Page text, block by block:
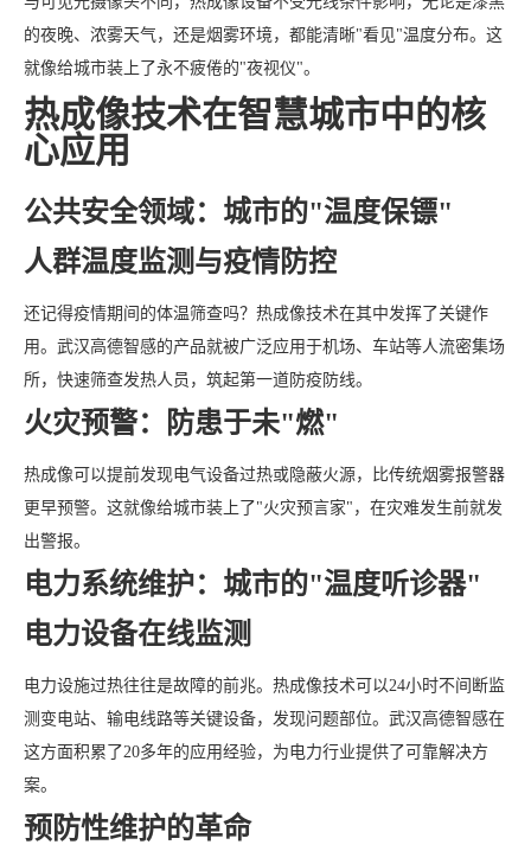
的夜晚、浓雾天气，还是烟雾环境，都能清晰"看见"温度分布。这
就像给城市装上了永不疲倦的"夜视仪"。
热成像技术在智慧城市中的核
心应用
公共安全领域：城市的"温度保镖"
人群温度监测与疫情防控
还记得疫情期间的体温筛查吗？热成像技术在其中发挥了关键作
用。武汉高德智感的产品就被广泛应用于机场、车站等人流密集场
所，快速筛查发热人员，筑起第一道防疫防线。
火灾预警：防患于未"燃"
热成像可以提前发现电气设备过热或隐蔽火源，比传统烟雾报警器
更早预警。这就像给城市装上了"火灾预言家"，在灾难发生前就发
出警报。
电力系统维护：城市的"温度听诊器"
电力设备在线监测
电力设施过热往往是故障的前兆。热成像技术可以24小时不间断监
测变电站、输电线路等关键设备，发现问题部位。武汉高德智感在
这方面积累了20多年的应用经验，为电力行业提供了可靠解决方
案。
预防性维护的革命